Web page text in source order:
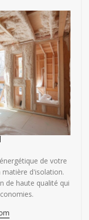
de votre
d'isolation.
de haute qualité qui